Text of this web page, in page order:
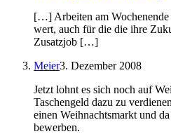
[…] Arbeiten am
wert, auch für die die ihre
Zusatzjob […]
Meier3. Dezember 2008
Jetzt lohnt es sich noch auf
Taschengeld dazu zu
einen Weihnachtsmarkt und
bewerben.